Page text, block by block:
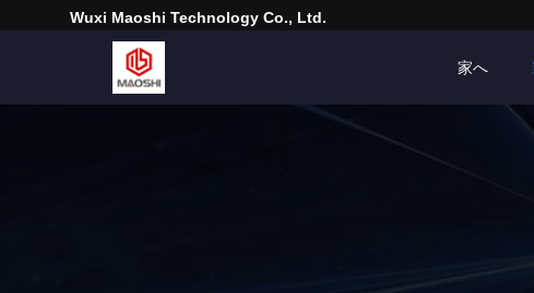
Wuxi Maoshi Technology Co., Ltd.
家へ